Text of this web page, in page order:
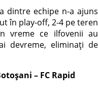
dintre echipe n-a ajuns
în play-off, 2-4 pe teren
vreme ce ilfovenii au
devreme, eliminați de
– FC Rapid